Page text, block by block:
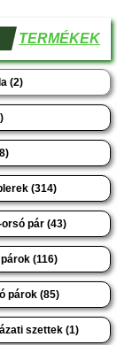
TERMÉKEK
(2)
(314)
pár (43)
(116)
párok (85)
szettek (1)